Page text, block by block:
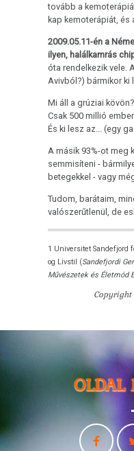
tovább a
kap kemoterápiát, és
2009.05.11-én a
ilyen, halálkamrás
óta rendelkezik vele.
Avivból?) bármikor ki
Mi áll a grúziai kövön?
Csak 500 millió
És ki lesz az... (egy
A másik 93%-ot meg
semmisíteni -
betegekkel - vagy
Tudom, barátaim,
valószerűtlenül, de
1 Universitet
og Livstil (Sandefjordi
Művészetek és Életmód
Copyright
OLDAL